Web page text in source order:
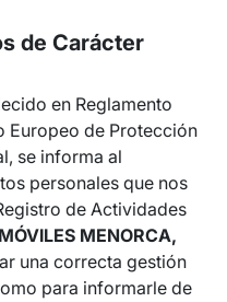
de Carácter
en Reglamento
Europeo de Protección
se informa al
personales que nos
de Actividades
MENORCA,
una correcta gestión
para informarle de